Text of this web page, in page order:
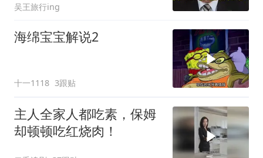
吴王旅行ing
海绵宝宝解说2
十一1118 3跟贴
主人全家人都吃素，保姆
却顿顿吃红烧肉！